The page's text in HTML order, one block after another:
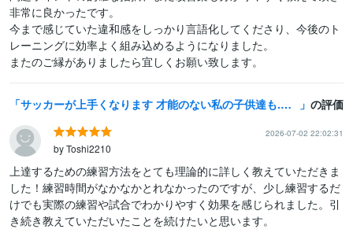
非常に良かったです。
今まで感じていた違和感をしっかり言語化してくださり、今後のト
レーニングに効率よく組み込めるようになりました。
またのご縁がありましたら宜しくお願い致します。
サッカーが上手くなります 才能のない私の子供達も.we下部、県トレに合格させました の評価
2026-07-02 22:02:31
by Toshi2210
上達するための練習方法をとても理論的に詳しく教えていただきま
した！練習時間がなかなかとれなかったのですが、少し練習するだ
けでも実際の練習や試合でわかりやすく効果を感じられました。引
き続き教えていただいたことを続けたいと思います。